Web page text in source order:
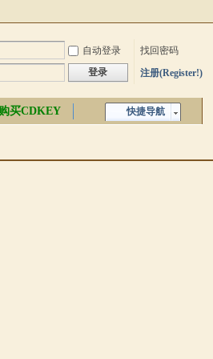
自动登录
找回密码
登录 注册(Register!)
快捷导航
购买CDKEY